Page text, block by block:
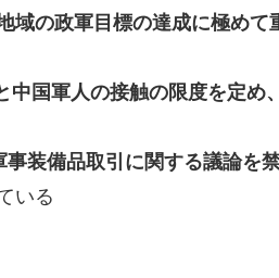
域の政軍目標の達成に極めて
中国軍人の接触の限度を定め
装備品取引に関する議論を禁
いる